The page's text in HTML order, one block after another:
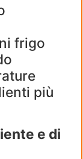
frigo
più
e di